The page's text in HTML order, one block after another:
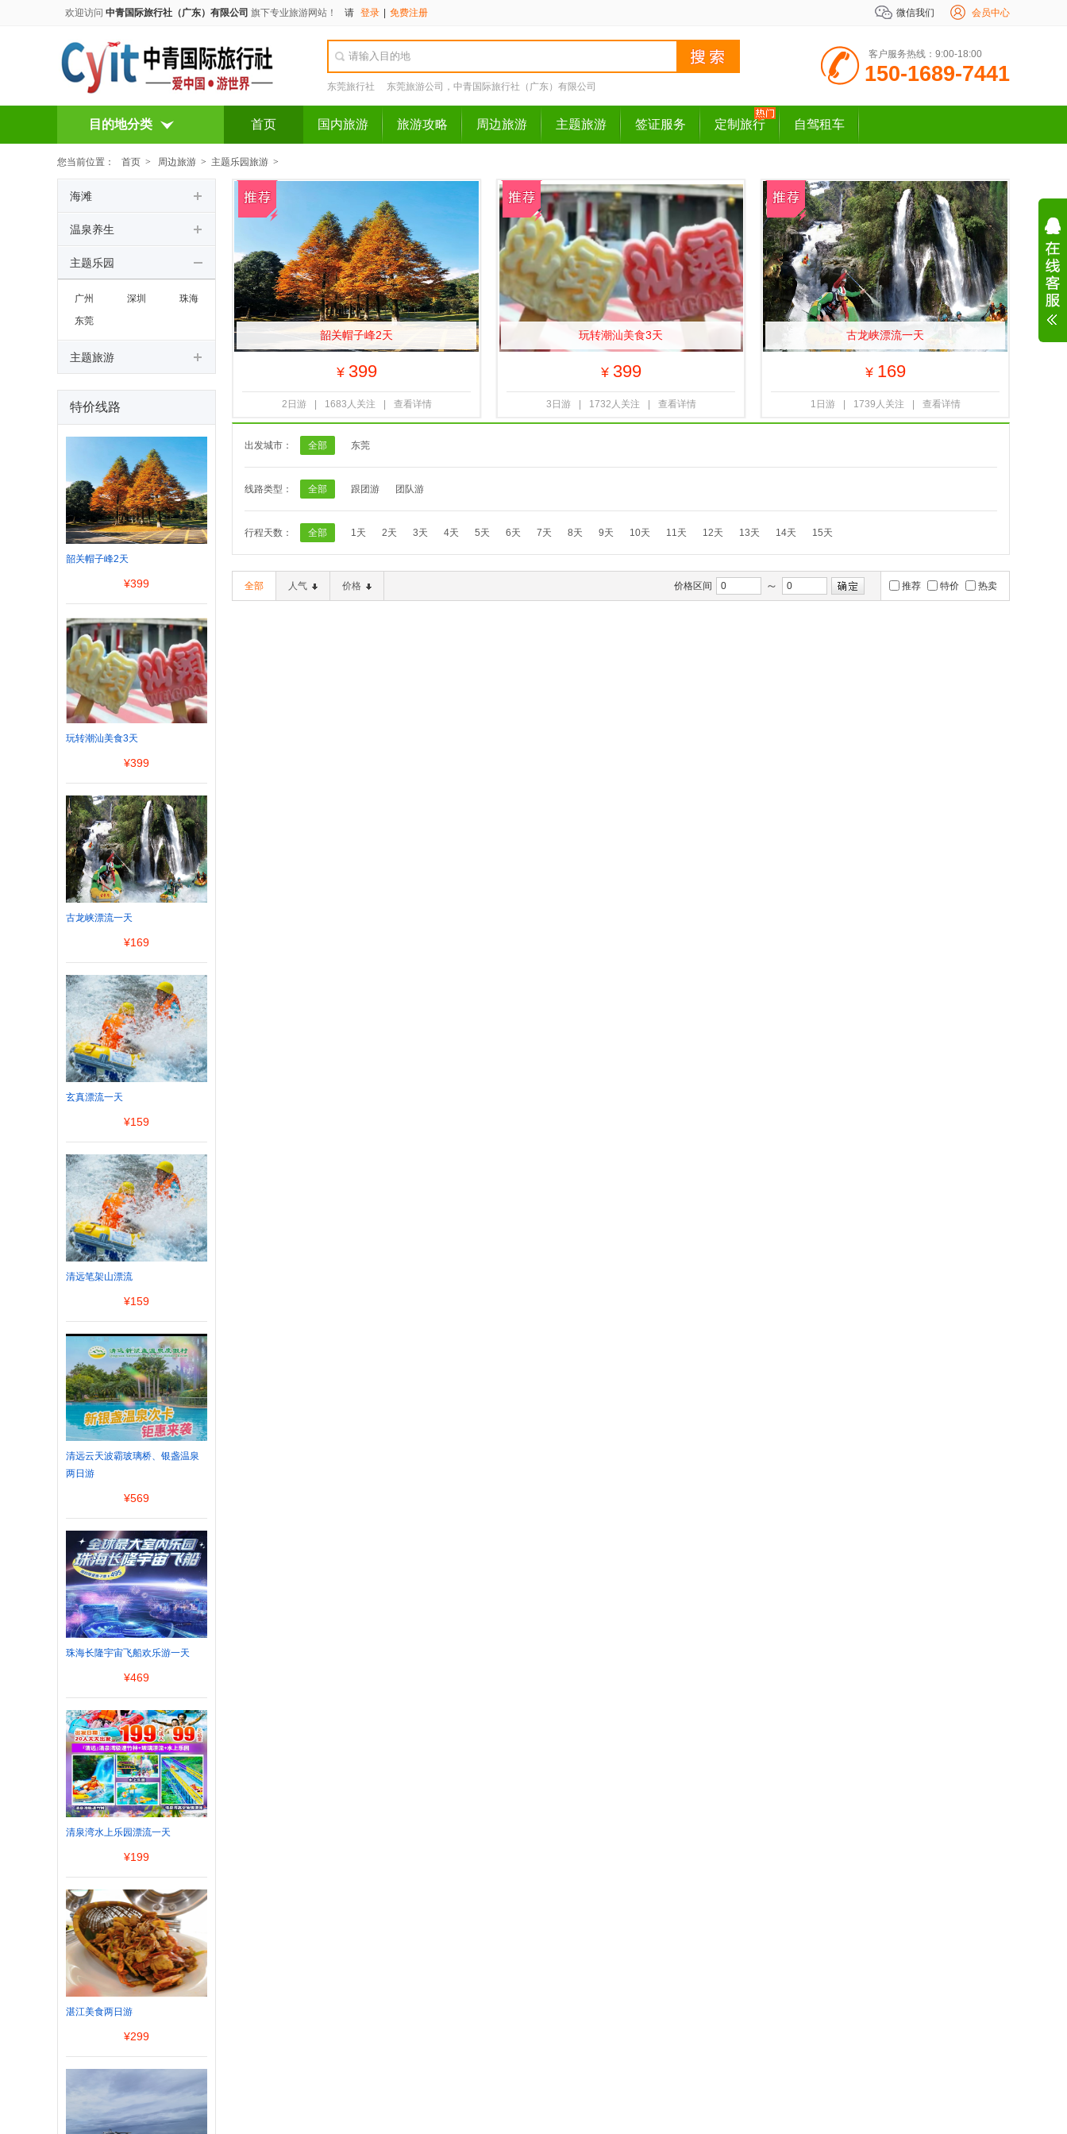
欢迎访问 中青国际旅行社（广东）有限公司 旗下专业旅游网站！ 请 登录 免费注册 微信我们 会员中心
东莞旅行社 东莞旅游公司，中青国际旅行社（广东）有限公司
客户服务热线：9:00-18:00
150-1689-7441
目的地分类 首页 国内旅游 旅游攻略 周边旅游 主题旅游 签证服务 定制旅行 自驾租车
您当前位置： 首页 > 周边旅游 > 主题乐园旅游 >
韶关帽子峰2天
¥ 399
2日游 1683人关注 查看详情
玩转潮汕美食3天
¥ 399
3日游 1732人关注 查看详情
古龙峡漂流一天
¥ 169
1日游 1739人关注 查看详情
出发城市： 全部 东莞
线路类型： 全部 跟团游 团队游
行程天数： 全部 1天 2天 3天 4天 5天 6天 7天 8天 9天 10天 11天 12天 13天 14天 15天
全部 人气 价格 推荐 特价 热卖
价格区间 ～
海滩
温泉养生
主题乐园
广州 深圳
珠海
东莞
主题旅游
特价线路
韶关帽子峰2天
¥399
玩转潮汕美食3天
¥399
古龙峡漂流一天
¥169
玄真漂流一天
¥159
清远笔架山漂流
¥159
清远云天波霸玻璃桥、银盏温泉
两日游
¥569
珠海长隆宇宙飞船欢乐游一天
¥469
清泉湾水上乐园漂流一天
¥199
湛江美食两日游
¥299